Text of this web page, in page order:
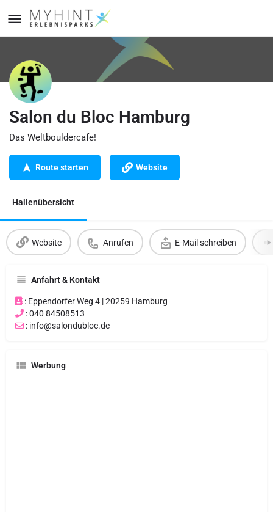
Salon du Bloc Hamburg
Das Weltbouldercafe!
Route starten Website
Hallenübersicht
Website Anrufen E-Mail schreiben
Anfahrt & Kontakt
: Eppendorfer Weg 4 | 20259 Hamburg
: 040 84508513
: info@salondubloc.de
Werbung